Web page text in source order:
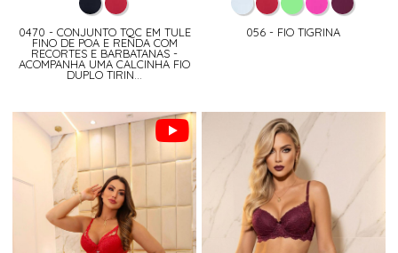
0470 - CONJUNTO TQC EM TULE
FINO DE POA E RENDA COM
RECORTES E BARBATANAS -
ACOMPANHA UMA CALCINHA FIO
DUPLO TIRIN...
056 - FIO TIGRINA